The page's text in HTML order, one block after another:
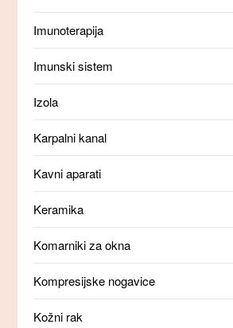
Imunoterapija
Imunski sistem
Izola
Karpalni kanal
Kavni aparati
Keramika
Komarniki za okna
Kompresijske nogavice
Kožni rak